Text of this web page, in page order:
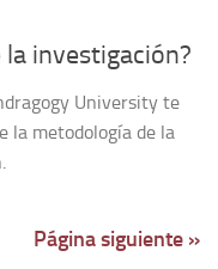
investigación?
University te
la metodología de la
Página siguiente »